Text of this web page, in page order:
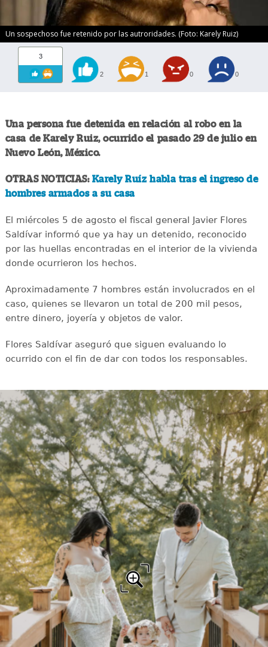
Un sospechoso fue retenido por las autroridades. (Foto: Karely Ruiz)
3
2 1 0 0
Una persona fue detenida en relación al robo en la
casa de Karely Ruiz, ocurrido el pasado 29 de julio en
Nuevo León, México.
OTRAS NOTICIAS: Karely Ruíz habla tras el ingreso de
hombres armados a su casa
El miércoles 5 de agosto el fiscal general Javier Flores
Saldívar informó que ya hay un detenido, reconocido
por las huellas encontradas en el interior de la vivienda
donde ocurrieron los hechos.
Aproximadamente 7 hombres están involucrados en el
caso, quienes se llevaron un total de 200 mil pesos,
entre dinero, joyería y objetos de valor.
Flores Saldívar aseguró que siguen evaluando lo
ocurrido con el fin de dar con todos los responsables.